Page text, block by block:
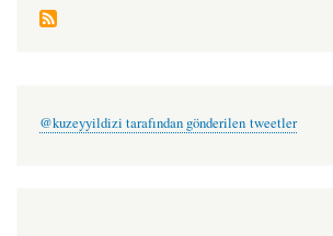
@kuzeyyildizi tarafından gönderilen tweetler